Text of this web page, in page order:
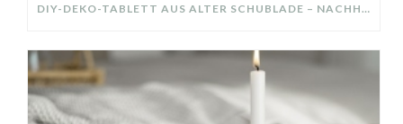
DIY-DEKO-TABLETT AUS ALTER SCHUBLADE – NACHHALTIGE HERBSTDEKO SELBER MACHEN!